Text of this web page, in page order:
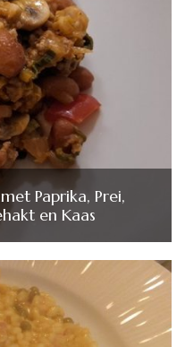
Paprika, Prei,
en Kaas